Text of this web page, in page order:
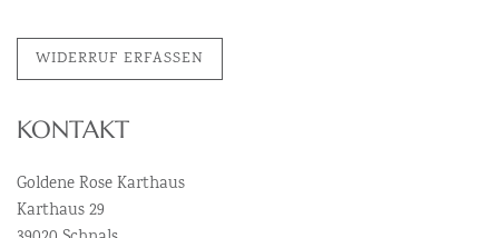
WIDERRUF ERFASSEN
KONTAKT
Goldene Rose Karthaus
Karthaus 29